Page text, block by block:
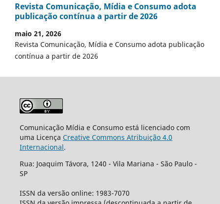
Revista Comunicação, Mídia e Consumo adota
publicação contínua a partir de 2026
maio 21, 2026
Revista Comunicação, Mídia e Consumo adota publicação
contínua a partir de 2026
Comunicação Mídia e Consumo está licenciado com
uma Licença Creative Commons Atribuição 4.0
Internacional.
Rua: Joaquim Távora, 1240 - Vila Mariana - São Paulo -
SP
ISSN da versão online: 1983-7070